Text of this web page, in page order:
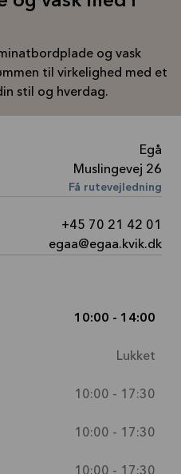
og vask
til virkelighed med et
stil og hverdag.
Egå
Muslingevej 26
Få rutevejledning
+45 70 21 42 01
egaa@egaa.kvik.dk
10:00 - 14:00
Lukket
10:00 - 17:30
10:00 - 17:30